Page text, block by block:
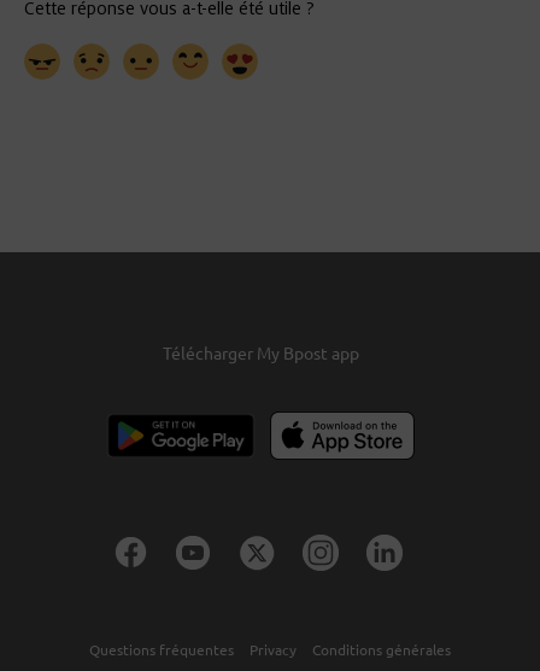
Télécharger My Bpost app
Questions fréquentes Privacy Conditions générales